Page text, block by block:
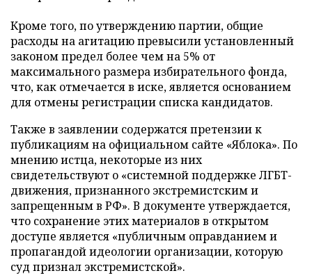
Кроме того, по утверждению партии, общие
расходы на агитацию превысили установленный
законом предел более чем на 5% от
максимального размера избирательного фонда,
что, как отмечается в иске, является основанием
для отмены регистрации списка кандидатов.
Также в заявлении содержатся претензии к
публикациям на официальном сайте «Яблока». По
мнению истца, некоторые из них
свидетельствуют о «системной поддержке ЛГБТ-
движения, признанного экстремистским и
запрещенным в РФ». В документе утверждается,
что сохранение этих материалов в открытом
доступе является «публичным оправданием и
пропагандой идеологии организации, которую
суд признал экстремистской».